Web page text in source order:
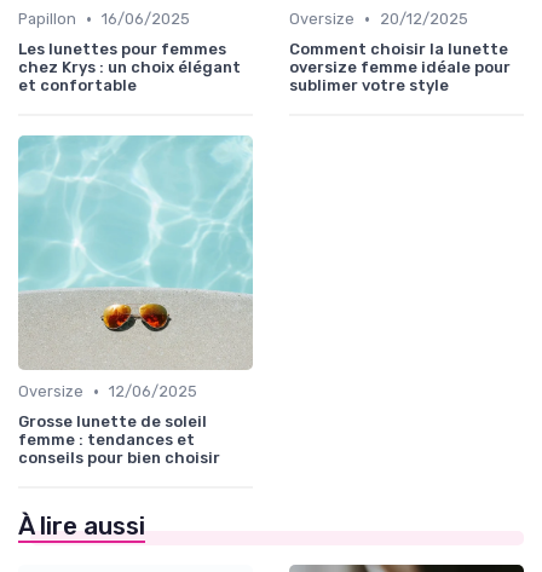
Papillon • 16/06/2025
Les lunettes pour femmes
chez Krys : un choix élégant
et confortable
Oversize •
20/12/2025
Comment choisir la lunette
oversize femme idéale pour
sublimer votre style
Oversize • 12/06/2025
Grosse lunette de soleil
femme : tendances et
conseils pour bien choisir
À lire aussi